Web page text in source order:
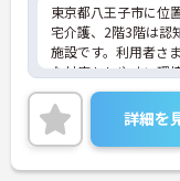
東京都八王子市に位
宅介護、2階3階は認
施設です。利用者さ
な対応もしやすい環
には資格取得サポー
おりますので学べる
日制、勤務時間も調
立もしやすいです。
ポイントなど、さら
詳細を